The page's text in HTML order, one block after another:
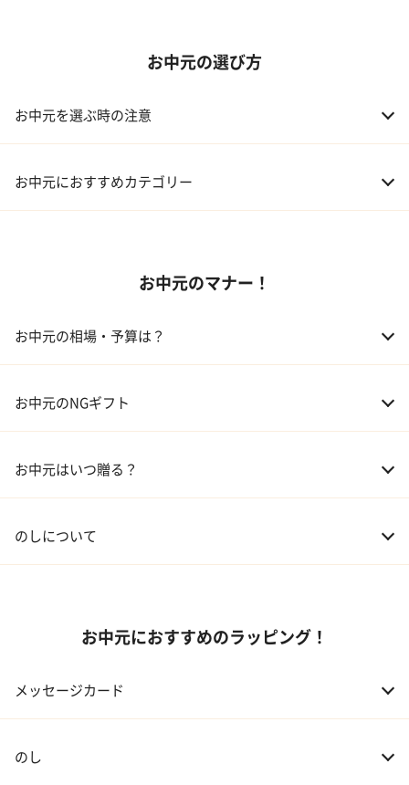
お中元の選び方
お中元を選ぶ時の注意
お中元におすすめカテゴリー
03 ギフトカタログ
お中元のマナー！
お中元の相場・予算は？
02 兄弟、姉妹 3,000～5,000円
04 会社の上司 5,000円程度
お中元のNGギフト
お中元はいつ贈る？
のしについて
お中元におすすめのラッピング！
メッセージカード
のし